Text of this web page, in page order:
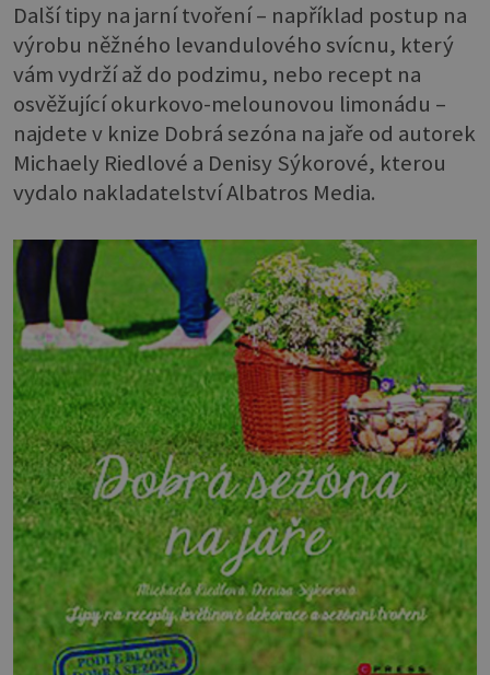
Další tipy na jarní tvoření – například postup na
výrobu něžného levandulového svícnu, který
vám vydrží až do podzimu, nebo recept na
osvěžující okurkovo-melounovou limonádu –
najdete v knize Dobrá sezóna na jaře od autorek
Michaely Riedlové a Denisy Sýkorové, kterou
vydalo nakladatelství Albatros Media.